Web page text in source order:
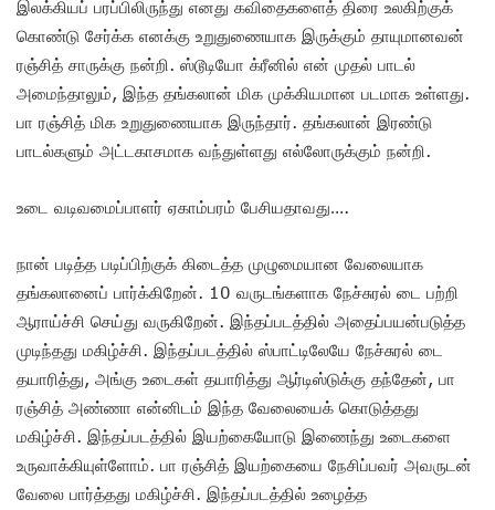
இலக்கியப் பரப்பிலிருந்து எனது கவிதைகளைத் திரை உலகிற்குக்
கொண்டு சேர்க்க எனக்கு உறுதுணையாக இருக்கும் தாயுமானவன்
ரஞ்சித் சாருக்கு நன்றி. ஸ்டூடியோ க்ரீனில் என் முதல் பாடல்
அமைந்தாலும், இந்த தங்கலான் மிக முக்கியமான படமாக உள்ளது.
பா ரஞ்சித் மிக உறுதுணையாக இருந்தார். தங்கலான் இரண்டு
பாடல்களும் அட்டகாசமாக வந்துள்ளது எல்லோருக்கும் நன்றி.
உடை வடிவமைப்பாளர் ஏகாம்பரம் பேசியதாவது….
நான் படித்த படிப்பிற்குக் கிடைத்த முழுமையான வேலையாக
தங்கலானைப் பார்க்கிறேன். 10 வருடங்களாக நேச்சுரல் டை பற்றி
ஆராய்ச்சி செய்து வருகிறேன். இந்தப்படத்தில் அதைப்பயன்படுத்த
முடிந்தது மகிழ்ச்சி. இந்தப்படத்தில் ஸ்பாட்டிலேயே நேச்சுரல் டை
தயாரித்து, அங்கு உடைகள் தயாரித்து ஆர்டிஸ்டுக்கு தந்தேன், பா
ரஞ்சித் அண்ணா என்னிடம் இந்த வேலையைக் கொடுத்தது
மகிழ்ச்சி. இந்தப்படத்தில் இயற்கையோடு இணைந்து உடைகளை
உருவாக்கியுள்ளோம். பா ரஞ்சித் இயற்கையை நேசிப்பவர் அவருடன்
வேலை பார்த்தது மகிழ்ச்சி. இந்தப்படத்தில் உழைத்த